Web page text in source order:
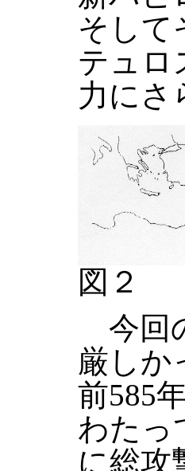
そして
テュロ
力にさ
図２
今回
厳しか
前585
わたっ
に総攻